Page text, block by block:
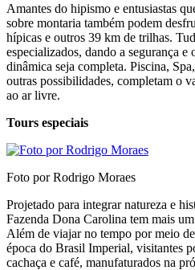
Amantes do hipismo e entusiastas
sobre montaria também podem
hípicas e outros 39 km de trilhas.
especializados, dando a segurança e
dinâmica seja completa. Piscina,
outras possibilidades, completam o
ao ar livre.
Tours especiais
Foto por Rodrigo Moraes
Projetado para integrar natureza e
Fazenda Dona Carolina tem mais
Além de viajar no tempo por meio
época do Brasil Imperial, visitantes
cachaça e café, manufaturados na